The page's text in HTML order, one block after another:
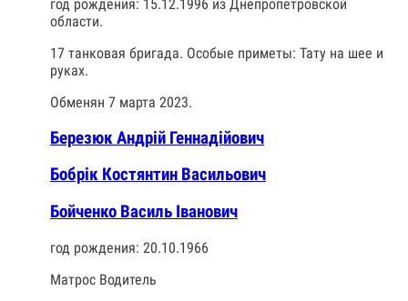
год рождения: 15.12.1996 из Днепропетровской
области.
17 танковая бригада. Особые приметы: Тату на шее и
руках.
Обменян 7 марта 2023.
Березюк Андрій Геннадійович
Бобрік Костянтин Васильович
Бойченко Василь Іванович
год рождения: 20.10.1966
Матрос Водитель